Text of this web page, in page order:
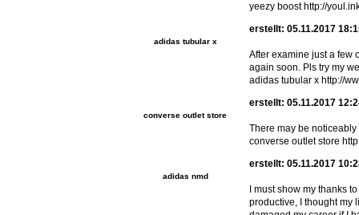
yeezy boost http://
adidas tubular x
erstellt: 05.11.2017
After examine just a few
again soon. Pls try my
adidas tubular x http://
converse outlet store
erstellt: 05.11.2017
There may be
converse outlet store
adidas nmd
erstellt: 05.11.2017
I must show my thanks
productive, I thought my